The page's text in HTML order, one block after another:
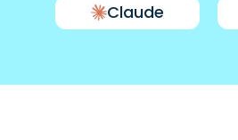
Claude